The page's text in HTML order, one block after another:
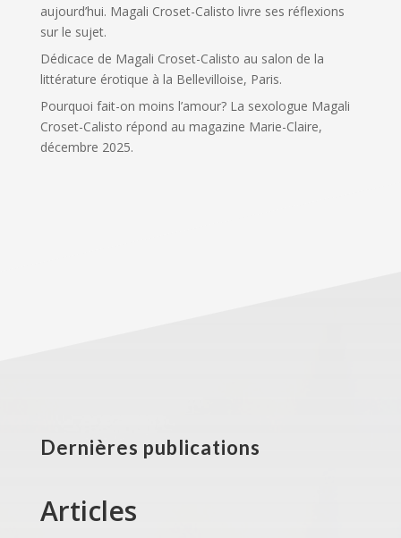
aujourd’hui. Magali Croset-Calisto livre ses réflexions
sur le sujet.
Dédicace de Magali Croset-Calisto au salon de la
littérature érotique à la Bellevilloise, Paris.
Pourquoi fait-on moins l’amour? La sexologue Magali
Croset-Calisto répond au magazine Marie-Claire,
décembre 2025.
Dernières publications
Articles